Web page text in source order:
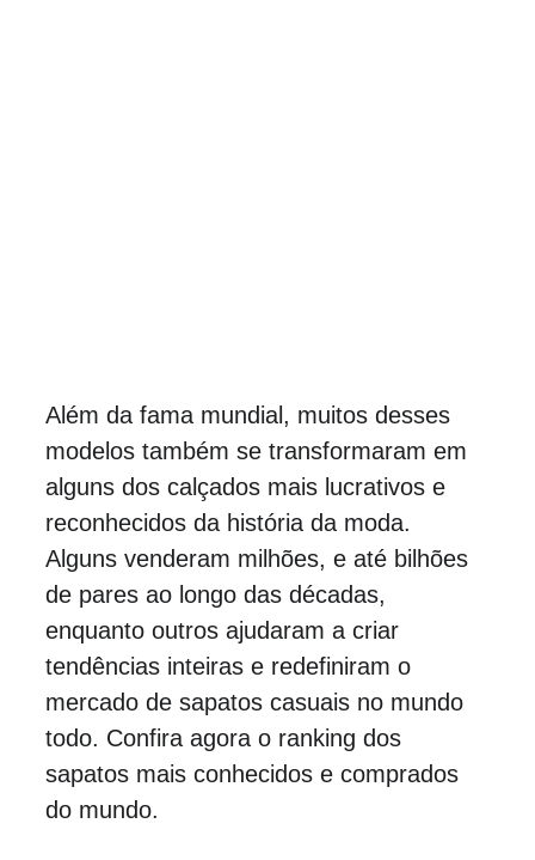
Além da fama mundial, muitos desses
modelos também se transformaram em
alguns dos calçados mais lucrativos e
reconhecidos da história da moda.
Alguns venderam milhões, e até bilhões
de pares ao longo das décadas,
enquanto outros ajudaram a criar
tendências inteiras e redefiniram o
mercado de sapatos casuais no mundo
todo. Confira agora o ranking dos
sapatos mais conhecidos e comprados
do mundo.